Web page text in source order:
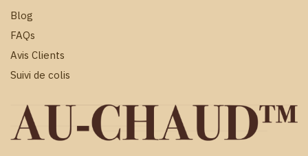
Blog
FAQs
Avis Clients
Suivi de colis